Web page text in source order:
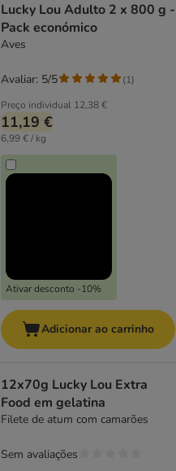
Lucky Lou Adulto 2 x 800 g -
Pack económico
Aves
Preço individual 12,38 €
11,19 €
6,99 € / kg
Ativar desconto -10%
Avaliar: 5/5 (1)
Adicionar ao carrinho
12x70g Lucky Lou Extra
Food em gelatina
Filete de atum com camarões
Sem avaliações